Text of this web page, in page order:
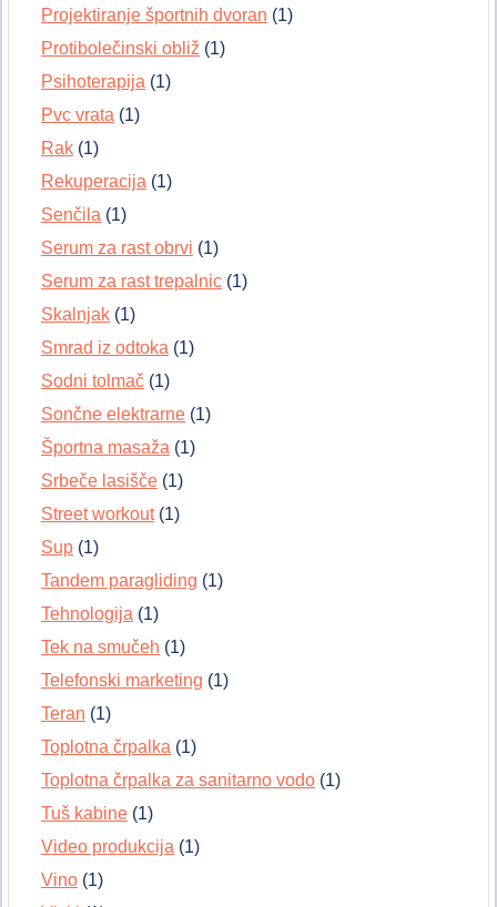
Projektiranje športnih dvoran (1)
Protibolečinski obliž (1)
Psihoterapija (1)
Pvc vrata (1)
Rak (1)
Rekuperacija (1)
Senčila (1)
Serum za rast obrvi (1)
Serum za rast trepalnic (1)
Skalnjak (1)
Smrad iz odtoka (1)
Sodni tolmač (1)
Sončne elektrarne (1)
Športna masaža (1)
Srbeče lasišče (1)
Street workout(1)
Sup (1)
Tandem paragliding (1)
Tehnologija (1)
Tek na smučeh (1)
Telefonski marketing (1)
Teran (1)
Toplotna črpalka (1)
Toplotna črpalka za sanitarno vodo (1)
Tuš kabine (1)
Video produkcija (1)
Vino (1)